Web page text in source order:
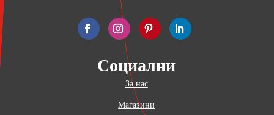
Социални
За нас
Магазини